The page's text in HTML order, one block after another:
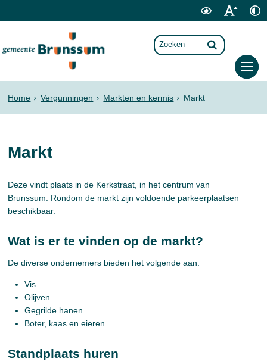
Home Vergunningen Markten en kermis Markt
Markt
Deze vindt plaats in de Kerkstraat, in het centrum van
Brunssum. Rondom de markt zijn voldoende parkeerplaatsen
beschikbaar.
Wat is er te vinden op de markt?
De diverse ondernemers bieden het volgende aan:
Vis
Olijven
Gegrilde hanen
Boter, kaas en eieren
Standplaats huren